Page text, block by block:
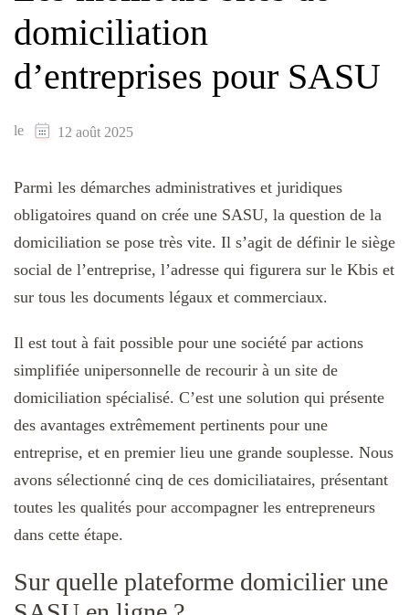
domiciliation
d’entreprises pour SASU
le 12 août 2025
Parmi les démarches administratives et juridiques
obligatoires quand on crée une SASU, la question de la
domiciliation se pose très vite. Il s’agit de définir le siège
social de l’entreprise, l’adresse qui figurera sur le Kbis et
sur tous les documents légaux et commerciaux.
Il est tout à fait possible pour une société par actions
simplifiée unipersonnelle de recourir à un site de
domiciliation spécialisé. C’est une solution qui présente
des avantages extrêmement pertinents pour une
entreprise, et en premier lieu une grande souplesse. Nous
avons sélectionné cinq de ces domiciliataires, présentant
toutes les qualités pour accompagner les entrepreneurs
dans cette étape.
Sur quelle plateforme domicilier une